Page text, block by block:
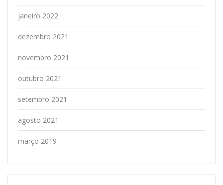
janeiro 2022
dezembro 2021
novembro 2021
outubro 2021
setembro 2021
agosto 2021
março 2019